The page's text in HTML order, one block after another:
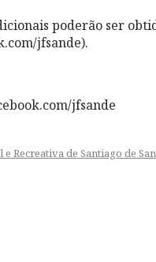
poderão ser
jfsande).
jfsande
Recreativa de Santiago de